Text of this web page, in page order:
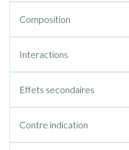
Composition
Interactions
Effets secondaires
Contre indication